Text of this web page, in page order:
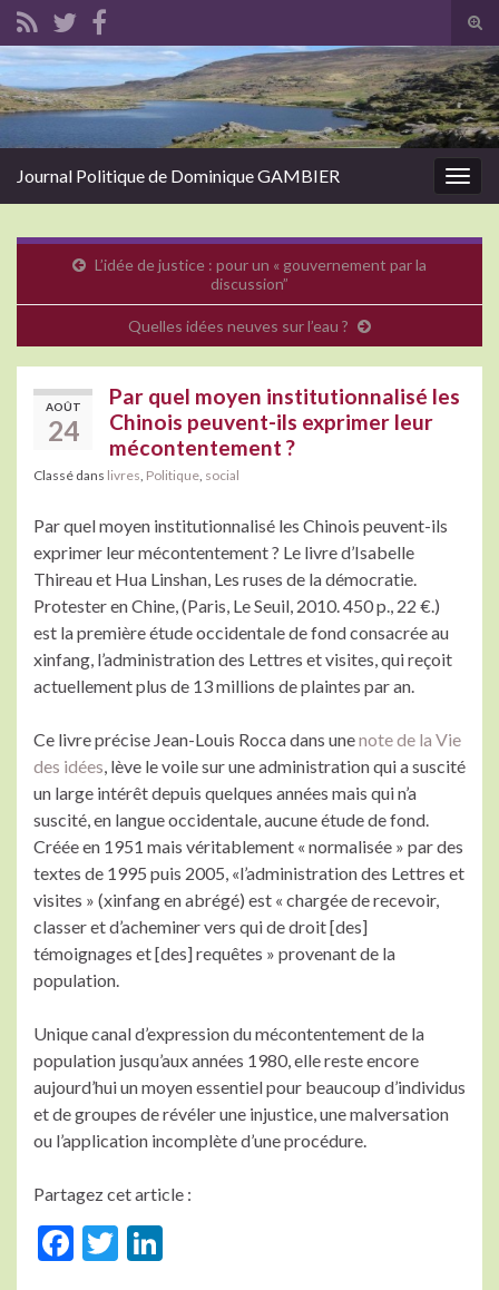
Search for:
Journal Politique de Dominique GAMBIER
L’idée de justice : pour un « gouvernement par la
discussion”
Quelles idées neuves sur l’eau ?
AOÛT
24
Par quel moyen institutionnalisé les
Chinois peuvent-ils exprimer leur
mécontentement ?
Classé dans livres Politique social
Par quel moyen institutionnalisé les Chinois peuvent-ils
exprimer leur mécontentement ? Le livre d’Isabelle
Thireau et Hua Linshan, Les ruses de la démocratie.
Protester en Chine, (Paris, Le Seuil, 2010. 450 p., 22 €.)
est la première étude occidentale de fond consacrée au
xinfang, l’administration des Lettres et visites, qui reçoit
actuellement plus de 13 millions de plaintes par an.
Ce livre précise Jean-Louis Rocca dans unenote de la Vie
des idées, lève le voile sur une administration qui a suscité
un large intérêt depuis quelques années mais qui n’a
suscité, en langue occidentale, aucune étude de fond.
Créée en 1951 mais véritablement « normalisée » par des
textes de 1995 puis 2005, «l’administration des Lettres et
visites » (xinfang en abrégé) est « chargée de recevoir,
classer et d’acheminer vers qui de droit [des]
témoignages et [des] requêtes » provenant de la
population.
Unique canal d’expression du mécontentement de la
population jusqu’aux années 1980, elle reste encore
aujourd’hui un moyen essentiel pour beaucoup d’individus
et de groupes de révéler une injustice, une malversation
ou l’application incomplète d’une procédure.
Partagez cet article :
F
T